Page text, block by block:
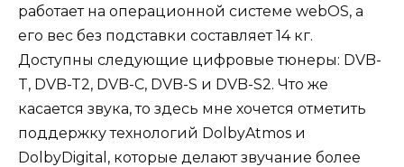
работает на операционной системе webOS, а
его вес без подставки составляет 14 кг.
Доступны следующие цифровые тюнеры: DVB-
T, DVB-T2, DVB-C, DVB-S и DVB-S2. Что же
касается звука, то здесь мне хочется отметить
поддержку технологий DolbyAtmos и
DolbyDigital, которые делают звучание более